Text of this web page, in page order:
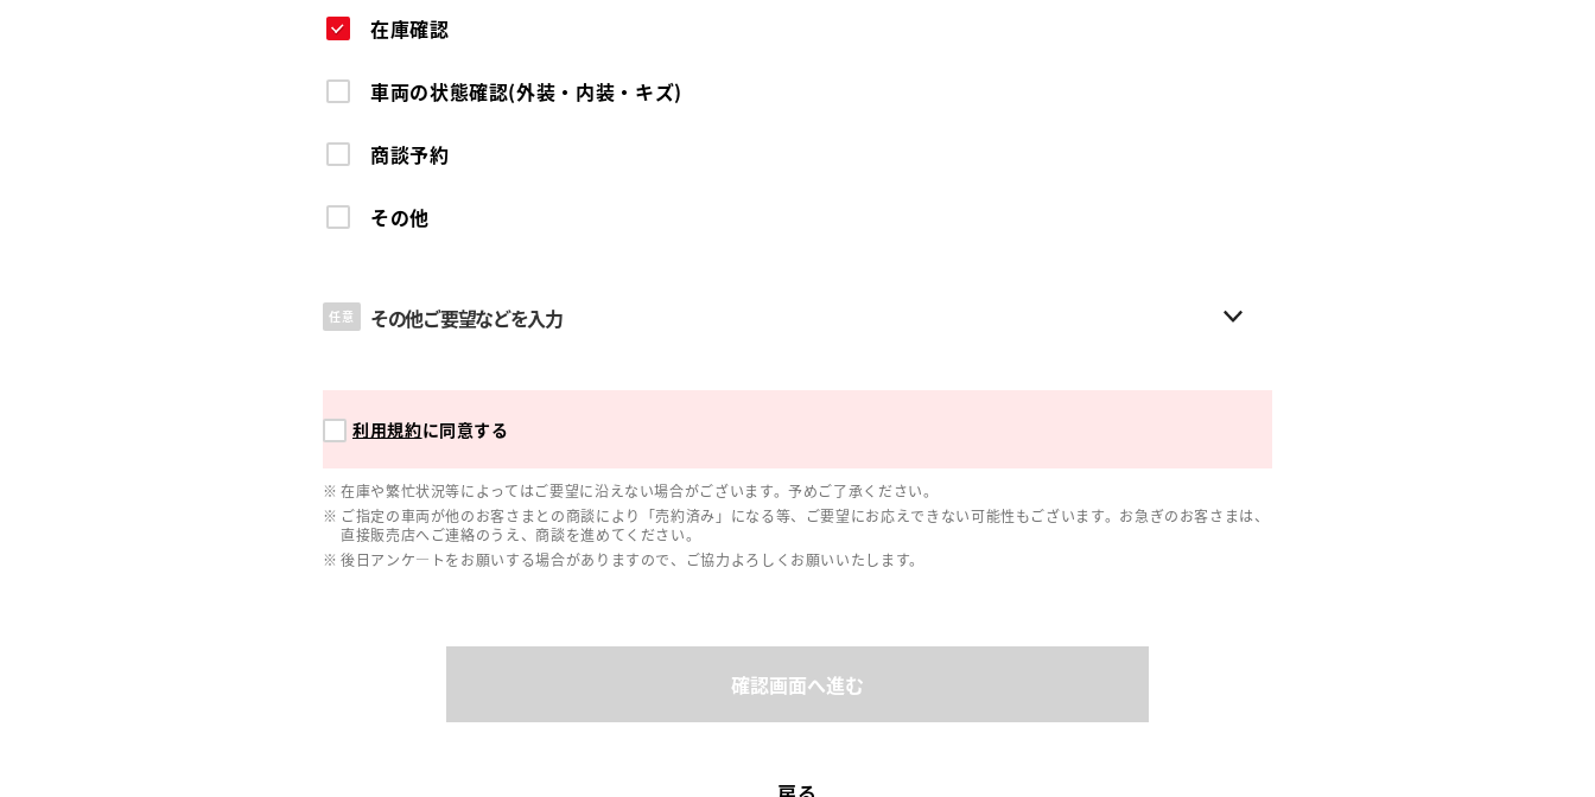
在庫確認
車両の状態確認(外装・内装・キズ)
商談予約
その他
任意 その他ご要望などを入力
利用規約に同意する
在庫や繁忙状況等によってはご要望に沿えない場合がございます。予めご了承ください。
ご指定の車両が他のお客さまとの商談により「売約済み」になる等、ご要望にお応えできない可能性もございます。お急ぎのお客さまは、
直接販売店へご連絡のうえ、商談を進めてください。
後日アンケ―トをお願いする場合がありますので、ご協力よろしくお願いいたします。
確認画面へ進む